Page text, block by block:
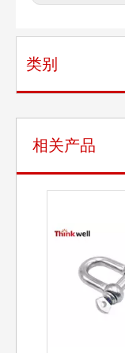
类别
相关产品